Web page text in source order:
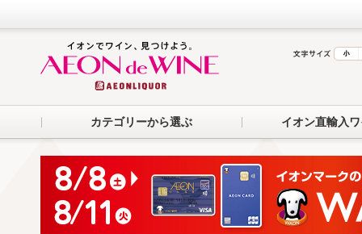
カテゴリーから選ぶ イオン直輸入